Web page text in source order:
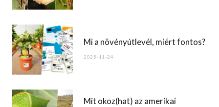
Mi a növényútlevél, miért fontos?
2025-11-24
Mit okoz(hat) az amerikai